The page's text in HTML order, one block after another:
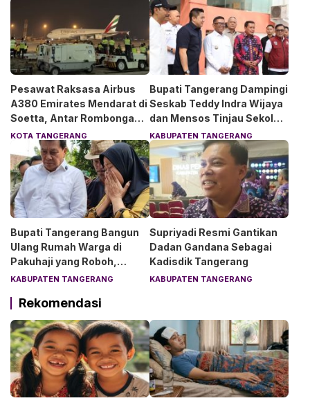
Pesawat Raksasa Airbus
A380 Emirates Mendarat di
Soetta, Antar Rombongan
Chelsea dan AC Milan
KOTA TANGERANG
Bupati Tangerang Dampingi
Seskab Teddy Indra Wijaya
dan Mensos Tinjau Sekolah
Rakyat di Curug
KABUPATEN TANGERANG
Bupati Tangerang Bangun
Ulang Rumah Warga di
Pakuhaji yang Roboh,
Pemilik Menangis Haru
KABUPATEN TANGERANG
Supriyadi Resmi Gantikan
Dadan Gandana Sebagai
Kadisdik Tangerang
KABUPATEN TANGERANG
Rekomendasi